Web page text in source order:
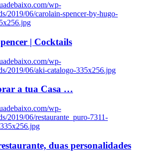
wp-
2019/06/carolain-spencer-by-hugo-
| Cocktails
wp-
2019/06/aki-catalogo-335x256.jpg
a tua Casa …
wp-
2019/06/restaurante_puro-7311-
duas personalidades